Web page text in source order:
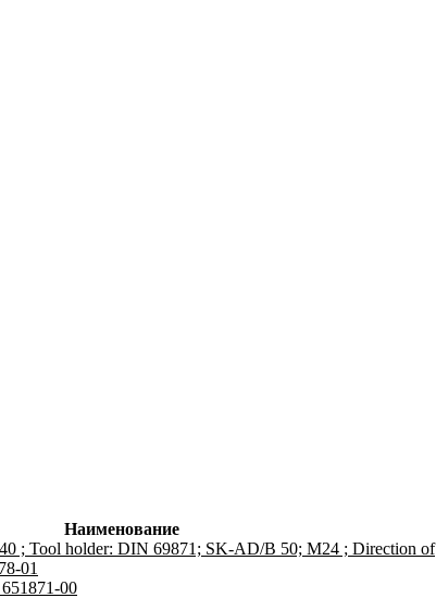
Наименование
; Tool holder: DIN 69871; SK-AD/B 50; M24 ; Direction of
01
00